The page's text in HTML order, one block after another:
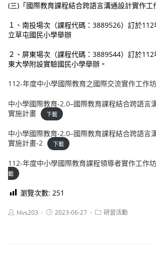
(三)「國際教育課程結合跨語言溝通設計實作工
１、南投場次（課程代碼：3889526）訂於
立草屯國民小學舉辦
２、屏東場次（課程代碼：3889544）訂於
東大學附設實驗國民小學舉辦。
112-年度中小學國際教育之國際交流實作工作
中小學國際教育-2.0–國際教育課程結合跨語言
實施計畫
下載
中小學國際教育-2.0–國際教育課程結合跨語言
實施計畫-2
下載
112-年度中小學國際教育課程領導者實作工作
載
瀏覽次數: 251
Posthlvs203
Post2023-06-27
Post研習活動